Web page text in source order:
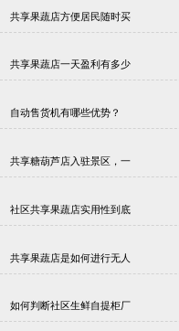
共享果蔬店方便居民随时买
共享果蔬店一天盈利有多少
自动售货机有哪些优势？
共享糖葫芦店入驻景区，一
社区共享果蔬店实用性到底
共享果蔬店是如何进行无人
如何判断社区生鲜自提柜厂